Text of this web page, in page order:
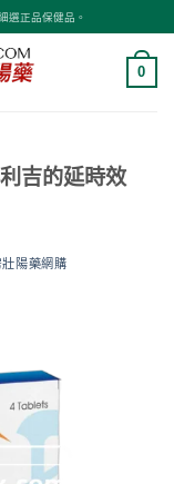
選正品保健品。
0
吉的延時效
陽藥網購